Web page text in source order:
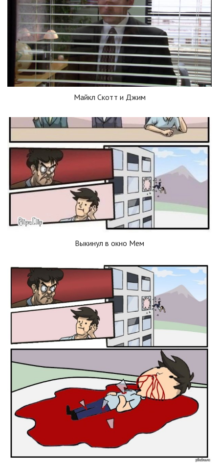
Майкл Скотт и Джим
Выкинул в окно Мем